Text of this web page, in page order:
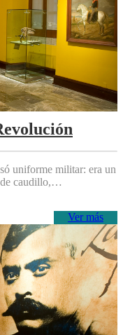
uniforme militar: era un
de caudillo,…
Ver más